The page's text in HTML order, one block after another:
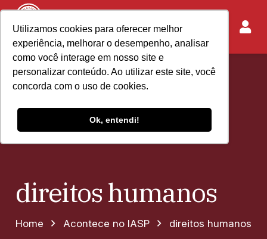
Utilizamos cookies para oferecer melhor
experiência, melhorar o desempenho, analisar
como você interage em nosso site e
personalizar conteúdo. Ao utilizar este site, você
concorda com o uso de cookies.
Ok, entendi!
direitos humanos
Home Acontece no IASP direitos humanos